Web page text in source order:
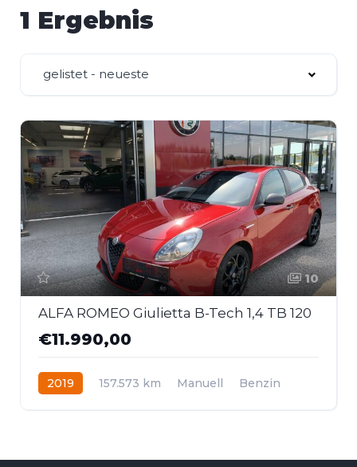
1 Ergebnis
gelistet - neueste
10
ALFA ROMEO Giulietta B-Tech 1,4 TB 120
€11.990,00
2019 157.573 km Manuell
Benzin